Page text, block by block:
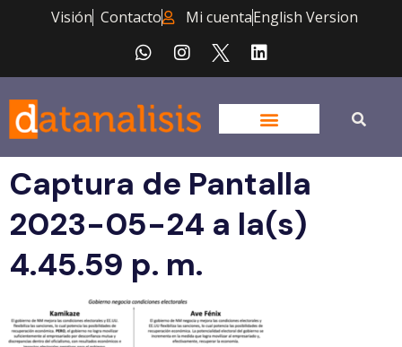
Visión Contacto Mi cuentaEnglish Version
Captura de Pantalla
2023-05-24 a la(s)
4.45.59 p. m.